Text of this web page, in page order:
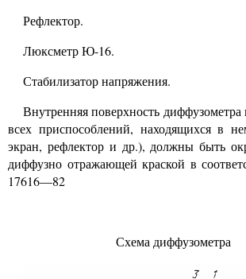
Рефлектор.
Люксметр Ю-16.
Стабилизатор напряжения.
Внутренняя поверхность диффузометра
всех приспособлений, находящихся в
экран, рефлектори др.), должны быть
диффузно отражающей краской в
17616—82
Схема диффузометра